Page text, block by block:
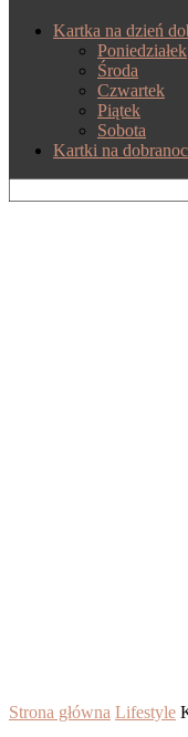
Kartka na dzień
Poniedziałek
Środa
Czwartek
Piątek
Sobota
Kartki na dobranoc
Strona główna Lifestyle